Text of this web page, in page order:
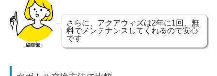
編集部
さらに、アクアウィズは2年に1回、無
料でメンテナンスしてくれるので安心
です